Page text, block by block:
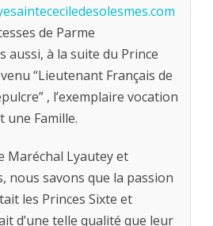
de Parme
aussi, à la suite du Prince
“Lieutenant Français de
, l’exemplaire vocation
une Famille.
Maréchal Lyautey et
nous savons que la passion
les Princes Sixte et
d’une telle qualité que leur